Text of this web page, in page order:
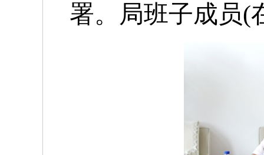
署。局班子成员